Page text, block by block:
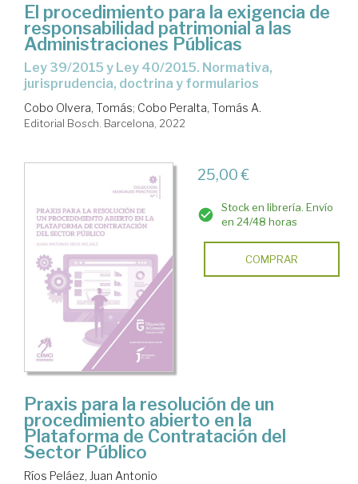
El procedimiento para la exigencia de
responsabilidad patrimonial a las
Administraciones Públicas
Ley 39/2015 y Ley 40/2015. Normativa,
jurisprudencia, doctrina y formularios
Cobo Olvera, Tomás; Cobo Peralta, Tomás A.
Editorial Bosch. Barcelona, 2022
25,00 €
Stock en librería. Envío
en 24/48 horas
COMPRAR
Praxis para la resolución de un
procedimiento abierto en la
Plataforma de Contratación del
Sector Público
Ríos Peláez, Juan Antonio